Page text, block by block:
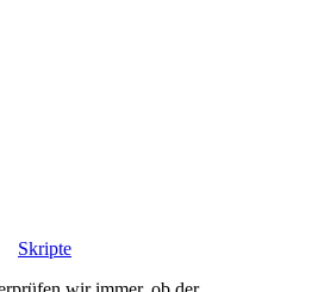
Skripte